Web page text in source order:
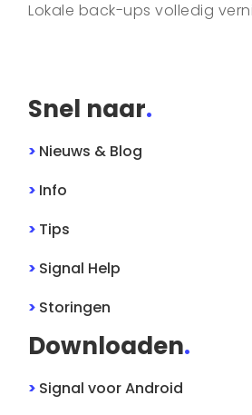
Lokale back-ups volledig
Snel naar.
> Nieuws & Blog
> Info
> Tips
> Signal Help
> Storingen
Downloaden.
> SignalvoorAndroid